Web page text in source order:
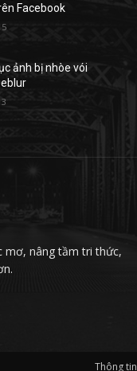
Facebook
ảnh bị nhòe vói
mơ, nâng tầm tri thức,
Thông tin